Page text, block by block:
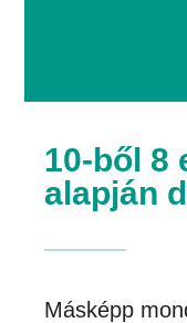
10-ből 8
alapján
Másképp